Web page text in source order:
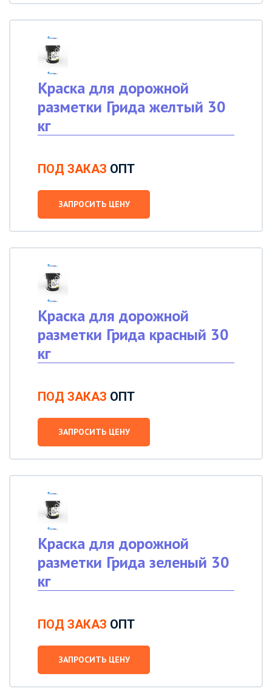
Краска для дорожной
разметки Грида желтый 30
кг
ПОД ЗАКАЗ ОПТ
ЗАПРОСИТЬ ЦЕНУ
Краска для дорожной
разметки Грида красный 30
кг
ПОД ЗАКАЗ ОПТ
ЗАПРОСИТЬ ЦЕНУ
Краска для дорожной
разметки Грида зеленый 30
кг
ПОД ЗАКАЗ ОПТ
ЗАПРОСИТЬ ЦЕНУ